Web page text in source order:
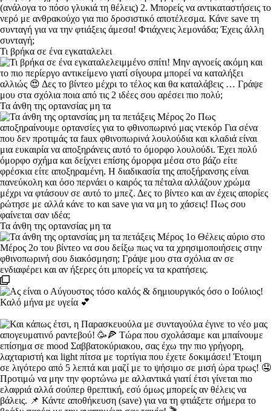
Τι βρήκα σε ένα εγκαταλελει
Τα άνθη της ορτανσίας μη τα
Τα άνθη της ορτανσίας μη τα